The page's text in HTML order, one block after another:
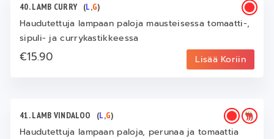
40. LAMB CURRY (L,G)
Haudutettuja lampaan paloja mausteisessa tomaatti-,
sipuli- ja currykastikkeessa
€15.90 Lisää Koriin
41. LAMB VINDALOO (L,G)
Haudutettuja lampaan paloja, perunaa ja tomaattia